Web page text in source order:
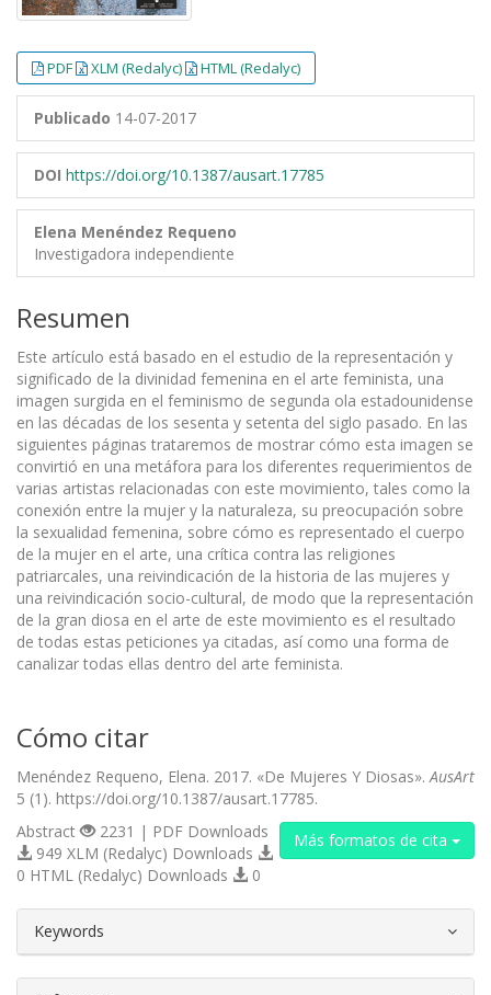
PDF XLM (Redalyc) HTML (Redalyc)
Publicado 14-07-2017
DOI https://doi.org/10.1387/ausart.17785
Elena Menéndez Requeno
Investigadora independiente
Resumen
Este artículo está basado en el estudio de la representación y
significado de la divinidad femenina en el arte feminista, una
imagen surgida en el feminismo de segunda ola estadounidense
en las décadas de los sesenta y setenta del siglo pasado. En las
siguientes páginas trataremos de mostrar cómo esta imagen se
convirtió en una metáfora para los diferentes requerimientos de
varias artistas relacionadas con este movimiento, tales como la
conexión entre la mujer y la naturaleza, su preocupación sobre
la sexualidad femenina, sobre cómo es representado el cuerpo
de la mujer en el arte, una crítica contra las religiones
patriarcales, una reivindicación de la historia de las mujeres y
una reivindicación socio-cultural, de modo que la representación
de la gran diosa en el arte de este movimiento es el resultado
de todas estas peticiones ya citadas, así como una forma de
canalizar todas ellas dentro del arte feminista.
Cómo citar
Menéndez Requeno, Elena. 2017. «De Mujeres Y Diosas». AusArt
5 (1). https://doi.org/10.1387/ausart.17785.
Más formatos de cita
Abstract
2231 | PDF Downloads
949 XLM (Redalyc) Downloads
0 HTML (Redalyc) Downloads
0
Keywords